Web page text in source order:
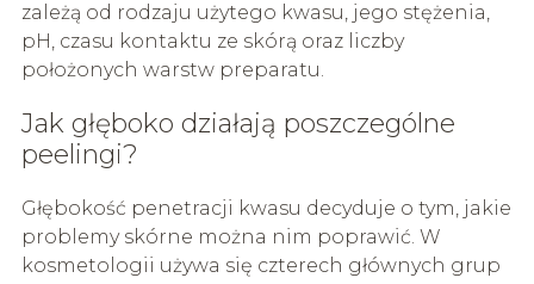
zależą od rodzaju użytego kwasu, jego stężenia,
pH, czasu kontaktu ze skórą oraz liczby
położonych warstw preparatu.
Jak głęboko działają poszczególne
peelingi?
Głębokość penetracji kwasu decyduje o tym, jakie
problemy skórne można nim poprawić. W
kosmetologii używa się czterech głównych grup